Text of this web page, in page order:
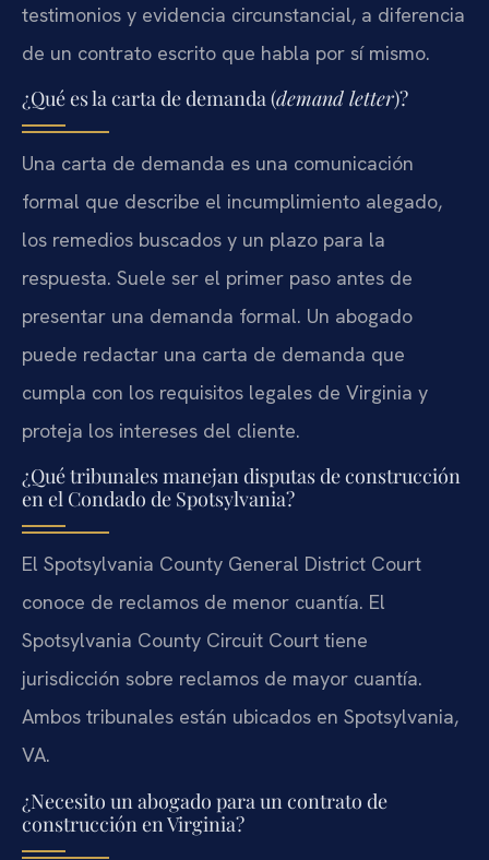
testimonios y evidencia circunstancial, a diferencia
de un contrato escrito que habla por sí mismo.
¿Qué es la carta de demanda (demand letter)?
Una carta de demanda es una comunicación
formal que describe el incumplimiento alegado,
los remedios buscados y un plazo para la
respuesta. Suele ser el primer paso antes de
presentar una demanda formal. Un abogado
puede redactar una carta de demanda que
cumpla con los requisitos legales de Virginia y
proteja los intereses del cliente.
¿Qué tribunales manejan disputas de construcción
en el Condado de Spotsylvania?
El Spotsylvania County General District Court
conoce de reclamos de menor cuantía. El
Spotsylvania County Circuit Court tiene
jurisdicción sobre reclamos de mayor cuantía.
Ambos tribunales están ubicados en Spotsylvania,
VA.
¿Necesito un abogado para un contrato de
construcción en Virginia?